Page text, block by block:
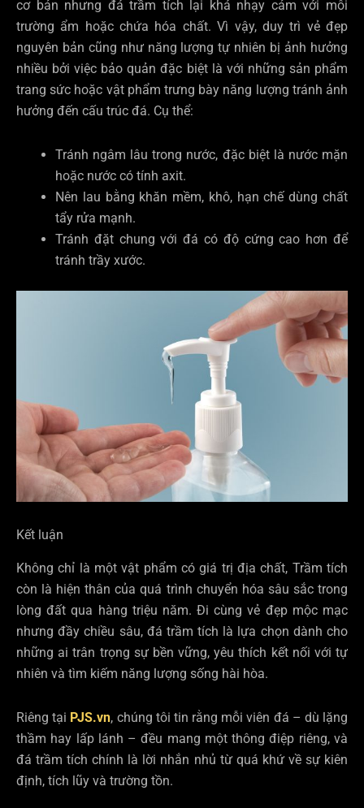
cơ bản nhưng đá trầm tích lại khá nhạy cảm với môi
trường ẩm hoặc chứa hóa chất. Vì vậy, duy trì vẻ đẹp
nguyên bản cũng như năng lượng tự nhiên bị ảnh hưởng
nhiều bởi việc bảo quản đặc biệt là với những sản phẩm
trang sức hoặc vật phẩm trưng bày năng lượng tránh ảnh
hưởng đến cấu trúc đá. Cụ thể:
Tránh ngâm lâu trong nước, đặc biệt là nước mặn
hoặc nước có tính axit.
Nên lau bằng khăn mềm, khô, hạn chế dùng chất
tẩy rửa mạnh.
Tránh đặt chung với đá có độ cứng cao hơn để
tránh trầy xước.
Kết luận
Không chỉ là một vật phẩm có giá trị địa chất, Trầm tích
còn là hiện thân của quá trình chuyển hóa sâu sắc trong
lòng đất qua hàng triệu năm. Đi cùng vẻ đẹp mộc mạc
nhưng đầy chiều sâu, đá trầm tích là lựa chọn dành cho
những ai trân trọng sự bền vững, yêu thích kết nối với tự
nhiên và tìm kiếm năng lượng sống hài hòa.
Riêng tại PJS.vn, chúng tôi tin rằng mỗi viên đá – dù lặng
thầm hay lấp lánh – đều mang một thông điệp riêng, và
đá trầm tích chính là lời nhắn nhủ từ quá khứ về sự kiên
định, tích lũy và trường tồn.